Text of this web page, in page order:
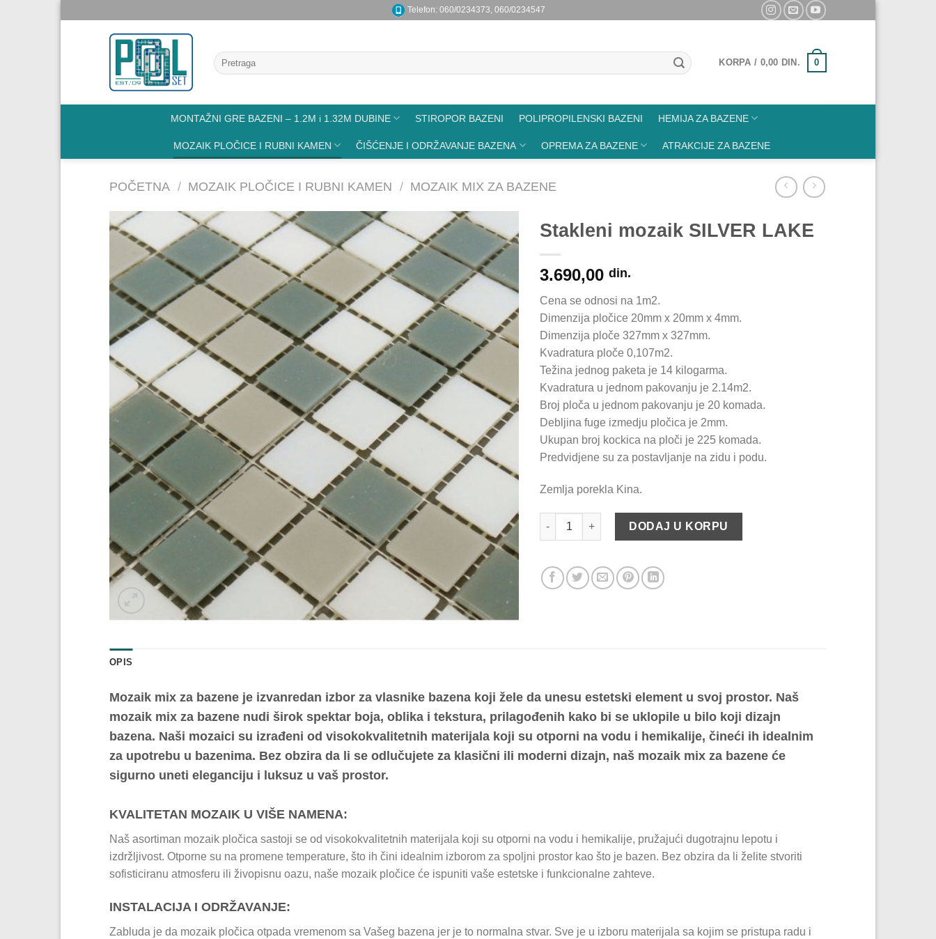
Telefon: 060/0234373, 060/0234547
Pretraga
za:
KORPA / 0,00 DIN. 0
MONTAŽNI GRE BAZENI – 1.2M i 1.32M DUBINE STIROPOR BAZENI POLIPROPILENSKI BAZENI HEMIJA ZA BAZENE
MOZAIK PLOČICE I RUBNI KAMEN ČIŠĆENJE I ODRŽAVANJE BAZENA OPREMA ZA BAZENE ATRAKCIJE ZA BAZENE
POČETNA / MOZAIK PLOČICE I RUBNI KAMEN / MOZAIK MIX ZA BAZENE
Stakleni mozaik SILVER LAKE
3.690,00din.
Cena se odnosi na 1m2.
Dimenzija pločice 20mm x 20mm x 4mm.
Dimenzija ploče 327mm x 327mm.
Kvadratura ploče 0,107m2.
Težina jednog paketa je 14 kilogarma.
Kvadratura u jednom pakovanju je 2.14m2.
Broj ploča u jednom pakovanju je 20 komada.
Debljina fuge izmedju pločica je 2mm.
Ukupan broj kockica na ploči je 225 komada.
Predvidjene su za postavljanje na zidu i podu.
Zemlja porekla Kina.
Stakleni mozaik SILVER LAKE količina
DODAJ U KORPU
OPIS
Mozaik mix za bazene je izvanredan izbor za vlasnike bazena koji žele da unesu estetski element u svoj prostor. Naš
mozaik mix za bazene nudi širok spektar boja, oblika i tekstura, prilagođenih kako bi se uklopile u bilo koji dizajn
bazena. Naši mozaici su izrađeni od visokokvalitetnih materijala koji su otporni na vodu i hemikalije, čineći ih idealnim
za upotrebu u bazenima. Bez obzira da li se odlučujete za klasični ili moderni dizajn, naš mozaik mix za bazene će
sigurno uneti eleganciju i luksuz u vaš prostor.
KVALITETAN MOZAIK U VIŠE NAMENA:
Naš asortiman mozaik pločica sastoji se od visokokvalitetnih materijala koji su otporni na vodu i hemikalije, pružajući dugotrajnu lepotu i
izdržljivost. Otporne su na promene temperature, što ih čini idealnim izborom za spoljni prostor kao što je bazen. Bez obzira da li želite stvoriti
sofisticiranu atmosferu ili živopisnu oazu, naše mozaik pločice će ispuniti vaše estetske i funkcionalne zahteve.
INSTALACIJA I ODRŽAVANJE:
Zabluda je da mozaik pločica otpada vremenom sa Vašeg bazena jer je to normalna stvar. Sve je u izboru materijala sa kojim se pristupa radu i